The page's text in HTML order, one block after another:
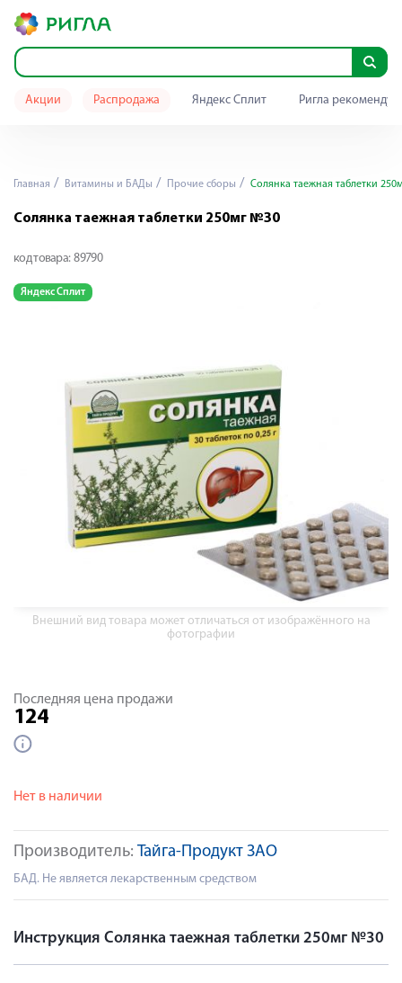
Акции Распродажа Яндекс Сплит Ригла
Главная Витамины и БАДы Прочие сборы Солянка таежная таблетки
Солянка таежная таблетки 250мг №30
код товара: 89790
Яндекс Сплит
Внешний вид товара может отличаться от изображённого на
фотографии
Производитель: Тайга-Продукт ЗАО
БАД. Не является лекарственным средством
Последняя цена продажи
124
Нет в наличии
Инструкция Солянка таежная таблетки 250мг №30